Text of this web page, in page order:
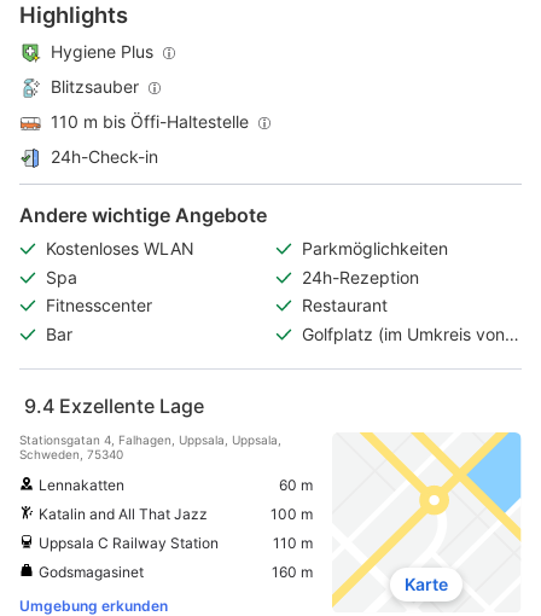
Highlights
Hygiene Plus
Blitzsauber
110 m bis Öffi-Haltestelle
24h-Check-in
Andere wichtige Angebote
Kostenloses WLAN
Parkmöglichkeiten
Spa
24h-Rezeption
Fitnesscenter
Restaurant
Bar
Golfplatz (im Umkreis von 3
9.4 Exzellente Lage
Stationsgatan 4, Falhagen, Uppsala, Uppsala,
Schweden, 75340
Lennakatten
60 m
Katalin and All That Jazz
100 m
Uppsala C Railway Station
110 m
Godsmagasinet
160 m
Umgebung erkunden
Karte